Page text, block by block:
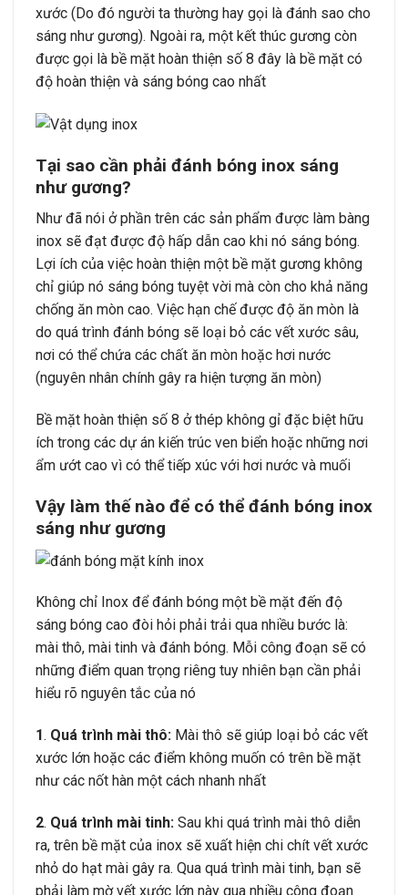
xước (Do đó người ta thường hay gọi là đánh sao cho
sáng như gương). Ngoài ra, một kết thúc gương còn
được gọi là bề mặt hoàn thiện số 8 đây là bề mặt có
độ hoàn thiện và sáng bóng cao nhất
Tại sao cần phải đánh bóng inox sáng
như gương?
Như đã nói ở phần trên các sản phẩm được làm bàng
inox sẽ đạt được độ hấp dẫn cao khi nó sáng bóng.
Lợi ích của việc hoàn thiện một bề mặt gương không
chỉ giúp nó sáng bóng tuyệt vời mà còn cho khả năng
chống ăn mòn cao. Việc hạn chế được độ ăn mòn là
do quá trình đánh bóng sẽ loại bỏ các vết xước sâu,
nơi có thể chứa các chất ăn mòn hoặc hơi nước
(nguyên nhân chính gây ra hiện tượng ăn mòn)
Bề mặt hoàn thiện số 8 ở thép không gỉ đặc biệt hữu
ích trong các dự án kiến trúc ven biển hoặc những nơi
ẩm ướt cao vì có thể tiếp xúc với hơi nước và muối
Vậy làm thế nào để có thể đánh bóng inox
sáng như gương
Không chỉ Inox để đánh bóng một bề mặt đến độ
sáng bóng cao đòi hỏi phải trải qua nhiều bước là:
mài thô, mài tinh và đánh bóng. Mỗi công đoạn sẽ có
những điểm quan trọng riêng tuy nhiên bạn cần phải
hiểu rõ nguyên tắc của nó
1. Quá trình mài thô: Mài thô sẽ giúp loại bỏ các vết
xước lớn hoặc các điểm không muốn có trên bề mặt
như các nốt hàn một cách nhanh nhất
2. Quá trình mài tinh: Sau khi quá trình mài thô diễn
ra, trên bề mặt của inox sẽ xuất hiện chi chít vết xước
nhỏ do hạt mài gây ra. Qua quá trình mài tinh, bạn sẽ
phải làm mờ vết xước lớn này qua nhiều công đoạn